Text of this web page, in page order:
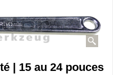
| 15 au 24 pouces